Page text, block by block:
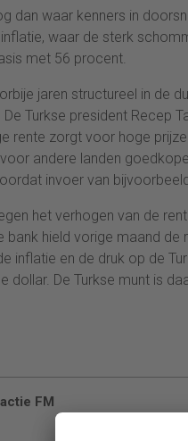
dan waar kenners in
waar de sterk
met 56 procent.
jaren structureel in de
Turkse president Recep
rente zorgt voor hoge
andere landen
invoer van
het verhogen van de
bank hield vorige maand
inflatie en de druk op de
dollar. De Turkse munt is
FM